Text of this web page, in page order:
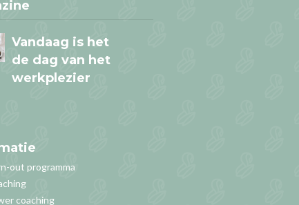
Vandaag is het
de dag van het
werkplezier
Denk niet aan
roze olifantjes!
En…. waar denk je nu aan?
out programma
coaching